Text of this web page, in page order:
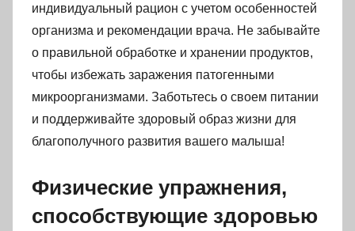
индивидуальный рацион с учетом особенностей
организма и рекомендации врача. Не забывайте
о правильной обработке и хранении продуктов,
чтобы избежать заражения патогенными
микроорганизмами. Заботьтесь о своем питании
и поддерживайте здоровый образ жизни для
благополучного развития вашего малыша!
Физические упражнения,
способствующие здоровью